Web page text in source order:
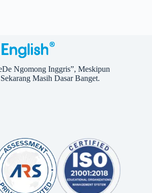
Ngomong Inggris”, Meskipun
Masih Dasar Banget.